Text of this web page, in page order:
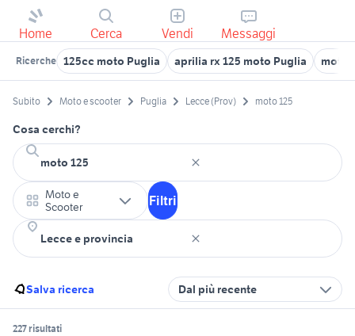
Home Cerca Vendi Messaggi
Ricerche 125cc moto Puglia aprilia rx 125 moto Puglia moto
Subito Moto e scooter Puglia Lecce (Prov) moto 125
Cosa cerchi?
Moto e
Scooter
Filtri
Salva ricerca Dal più recente
227 risultati